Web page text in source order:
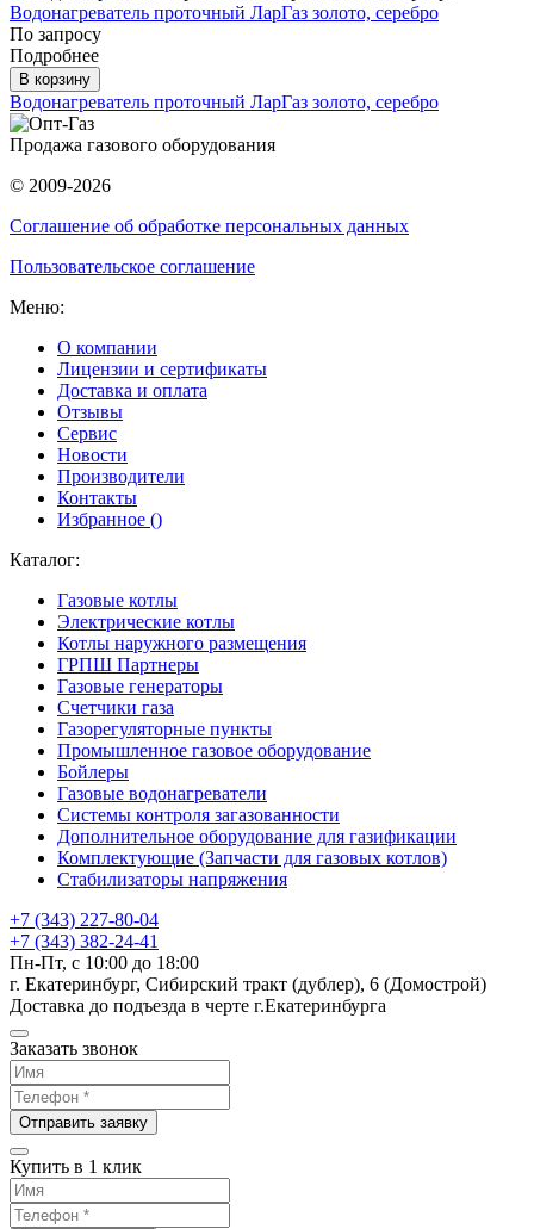
Водонагреватель проточный ЛарГаз золото, серебро
По запросу
Подробнее
В корзину
Водонагреватель проточный ЛарГаз золото, серебро
Продажа газового оборудования
© 2009-2026
Соглашение об обработке персональных данных
Пользовательское соглашение
Меню:
О компании
Лицензии и сертификаты
Доставка и оплата
Отзывы
Сервис
Новости
Производители
Контакты
Избранное ()
Каталог:
Газовые котлы
Электрические котлы
Котлы наружного размещения
ГРПШ Партнеры
Газовые генераторы
Счетчики газа
Газорегуляторные пункты
Промышленное газовое оборудование
Бойлеры
Газовые водонагреватели
Системы контроля загазованности
Дополнительное оборудование для газификации
Комплектующие (Запчасти для газовых котлов)
Стабилизаторы напряжения
+7 (343) 227-80-04
+7 (343) 382-24-41
Пн-Пт, с 10:00 до 18:00
г. Екатеринбург, Сибирский тракт (дублер), 6 (Домострой)
Доставка до подъезда в черте г.Екатеринбурга
Заказать звонок
Отправить заявку
Купить в 1 клик